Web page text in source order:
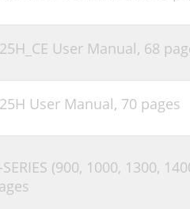
User Manual, 68
User Manual, 70 pages
(900, 1000, 1300,